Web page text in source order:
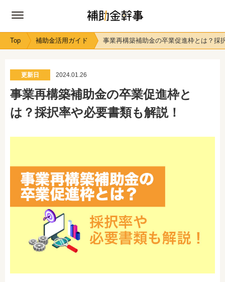
Top 補助金活用ガイド 事業再構築補助金の卒業促進枠とは？採
更新日 2024.01.26
事業再構築補助金の卒業促進枠と
は？採択率や必要書類も解説！